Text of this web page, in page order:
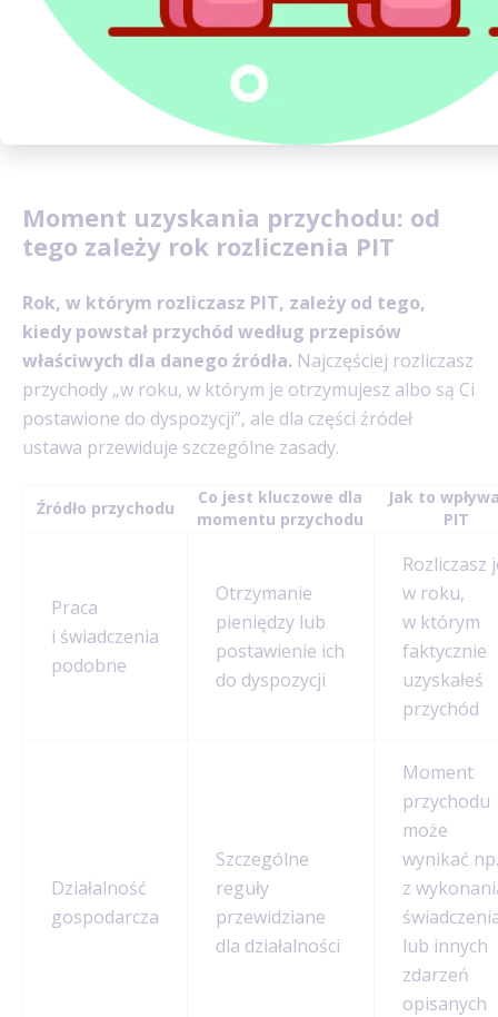
Rozliczenie
roczne
sumy
i porównujesz
roczne
dopłata
nadpłata
Moment uzyskania przychodu: od
tego zależy rok rozliczenia PIT
Rok, w którym rozliczasz PIT, zależy od tego,
kiedy powstał przychód według przepisów
właściwych dla danego źródła. Najczęściej rozliczasz
przychody „w roku, w którym je otrzymujesz albo są Ci
postawione do dyspozycji”, ale dla części źródeł
ustawa przewiduje szczególne zasady.
Źródło przychodu
Co jest kluczowe dla
momentu przychodu
Jak to
PIT
Praca
i świadczenia
podobne
Otrzymanie
pieniędzy lub
postawienie ich
do dyspozycji
Rozliczasz
w roku,
w którym
faktycznie
uzyskałeś
przychód
Działalność
gospodarcza
Szczególne
reguły
przewidziane
dla działalności
Moment
przychodu
może
wynikać np.
z
lub innych
zdarzeń
opisanych